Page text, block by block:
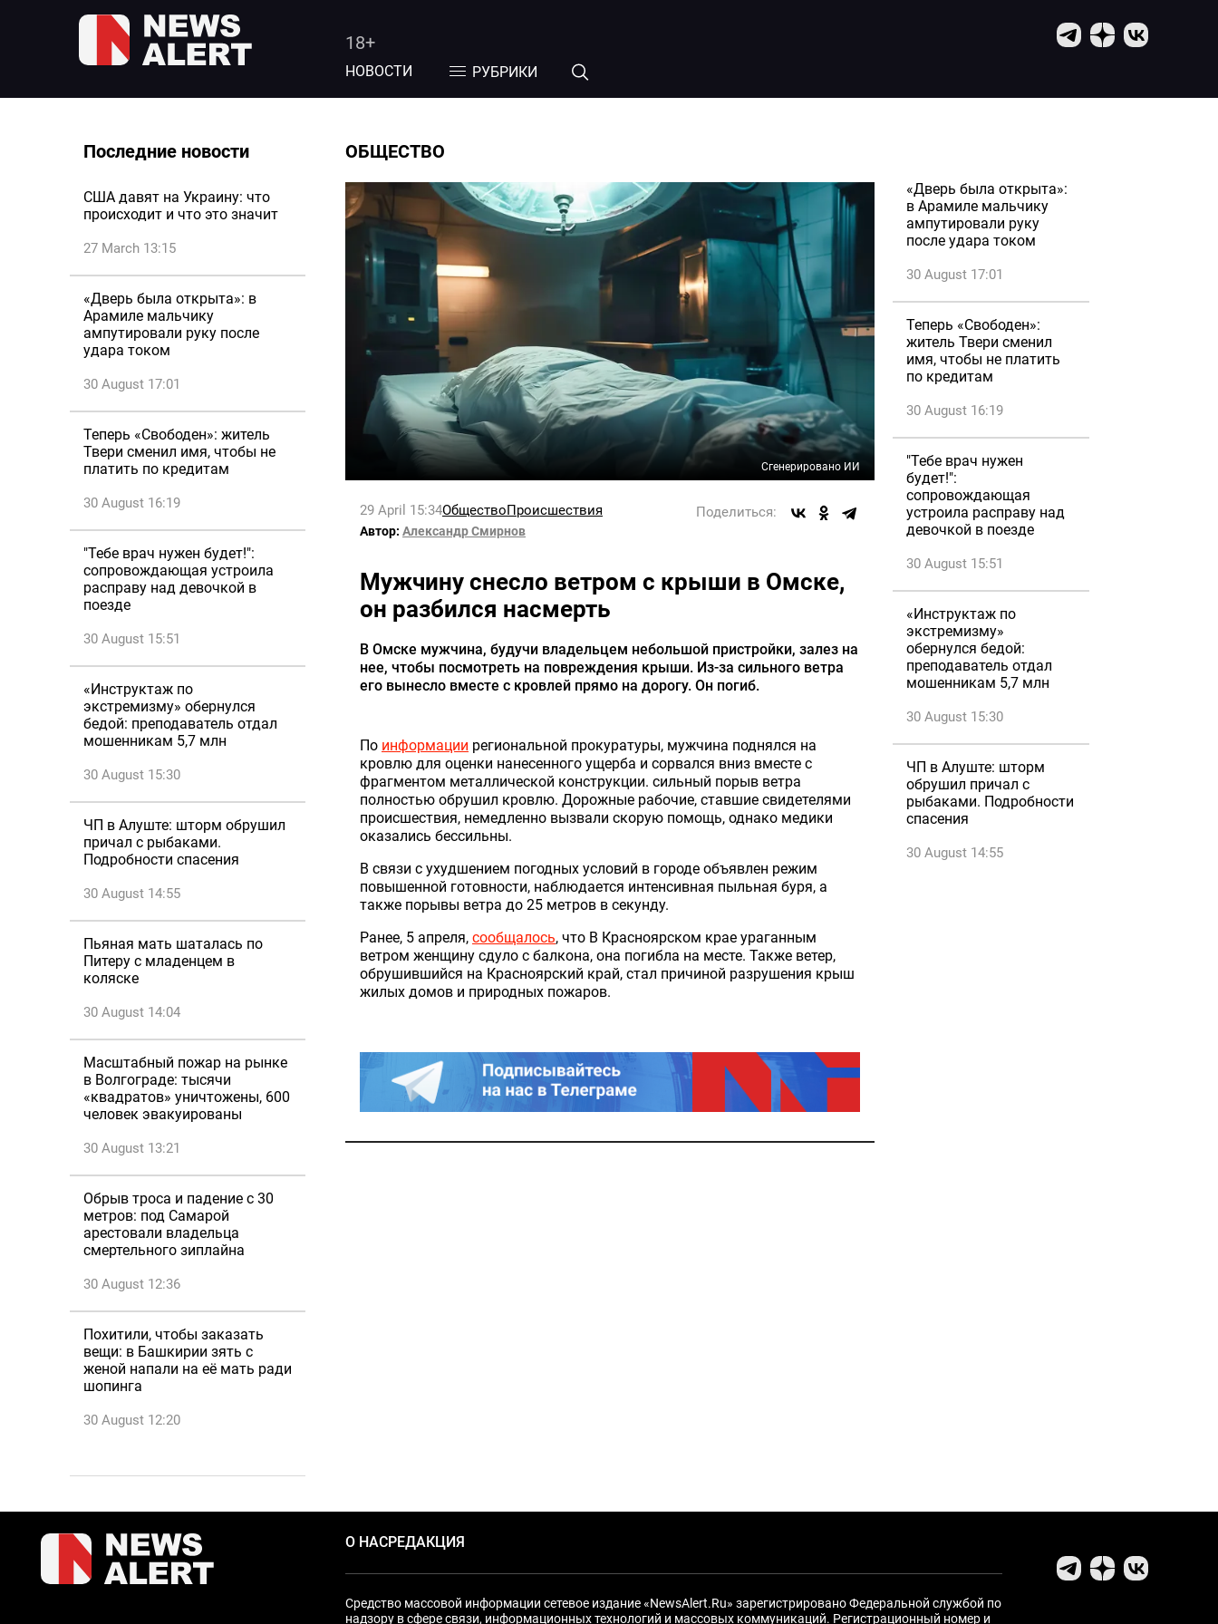
18+
НОВОСТИ РУБРИКИ
Последние новости
США давят на Украину: что
происходит и что это значит
27 March 13:15
«Дверь была открыта»: в
Арамиле мальчику
ампутировали руку после
удара током
30 August 17:01
Теперь «Свободен»: житель
Твери сменил имя, чтобы не
платить по кредитам
30 August 16:19
"Тебе врач нужен будет!":
сопровождающая устроила
расправу над девочкой в
поезде
30 August 15:51
«Инструктаж по
экстремизму» обернулся
бедой: преподаватель отдал
мошенникам 5,7 млн
30 August 15:30
ЧП в Алуште: шторм обрушил
причал с рыбаками.
Подробности спасения
30 August 14:55
Пьяная мать шаталась по
Питеру с младенцем в
коляске
30 August 14:04
Масштабный пожар на рынке
в Волгограде: тысячи
«квадратов» уничтожены, 600
человек эвакуированы
30 August 13:21
Обрыв троса и падение с 30
метров: под Самарой
арестовали владельца
смертельного зиплайна
30 August 12:36
Похитили, чтобы заказать
вещи: в Башкирии зять с
женой напали на её мать ради
шопинга
30 August 12:20
ОБЩЕСТВО
Сгенерировано ИИ
29 April 15:34ОбществоПроисшествия Поделиться:
Автор: Александр Смирнов
Мужчину снесло ветром с крыши в Омске,
он разбился насмерть
В Омске мужчина, будучи владельцем небольшой пристройки, залез на
нее, чтобы посмотреть на повреждения крыши. Из-за сильного ветра
его вынесло вместе с кровлей прямо на дорогу. Он погиб.
По информации региональной прокуратуры, мужчина поднялся на
кровлю для оценки нанесенного ущерба и сорвался вниз вместе с
фрагментом металлической конструкции. сильный порыв ветра
полностью обрушил кровлю. Дорожные рабочие, ставшие свидетелями
происшествия, немедленно вызвали скорую помощь, однако медики
оказались бессильны.
В связи с ухудшением погодных условий в городе объявлен режим
повышенной готовности, наблюдается интенсивная пыльная буря, а
также порывы ветра до 25 метров в секунду.
Ранее, 5 апреля, сообщалось, что В Красноярском крае ураганным
ветром женщину сдуло с балкона, она погибла на месте. Также ветер,
обрушившийся на Красноярский край, стал причиной разрушения крыш
жилых домов и природных пожаров.
«Дверь была открыта»:
в Арамиле мальчику
ампутировали руку
после удара током
30 August 17:01
Теперь «Свободен»:
житель Твери сменил
имя, чтобы не платить
по кредитам
30 August 16:19
"Тебе врач нужен
будет!":
сопровождающая
устроила расправу над
девочкой в поезде
30 August 15:51
«Инструктаж по
экстремизму»
обернулся бедой:
преподаватель отдал
мошенникам 5,7 млн
30 August 15:30
ЧП в Алуште: шторм
обрушил причал с
рыбаками. Подробности
спасения
30 August 14:55
О НАСРЕДАКЦИЯ
Средство массовой информации сетевое издание «NewsAlert.Ru» зарегистрировано Федеральной службой по
надзору в сфере связи, информационных технологий и массовых коммуникаций. Регистрационный номер и